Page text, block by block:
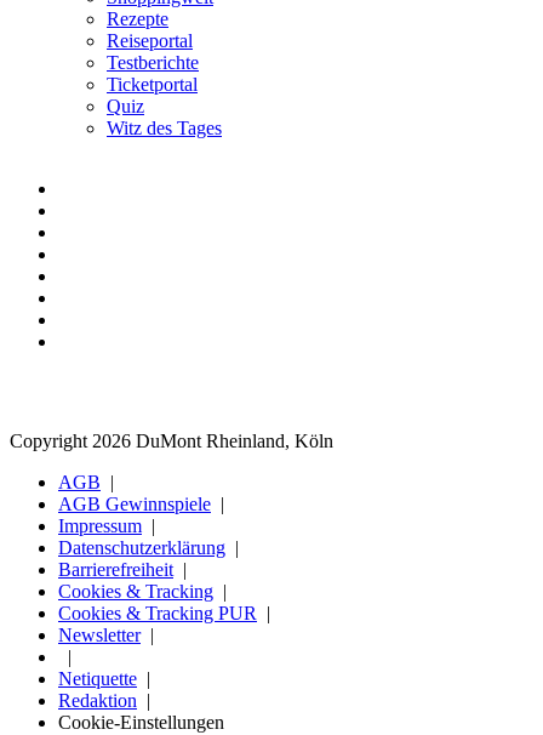
Rezepte
Reiseportal
Testberichte
Ticketportal
Quiz
Witz des Tages
Copyright 2026 DuMont Rheinland, Köln
AGB
AGB Gewinnspiele
Impressum
Datenschutzerklärung
Barrierefreiheit
Cookies & Tracking
Cookies & Tracking PUR
Newsletter
Netiquette
Redaktion
Cookie-Einstellungen